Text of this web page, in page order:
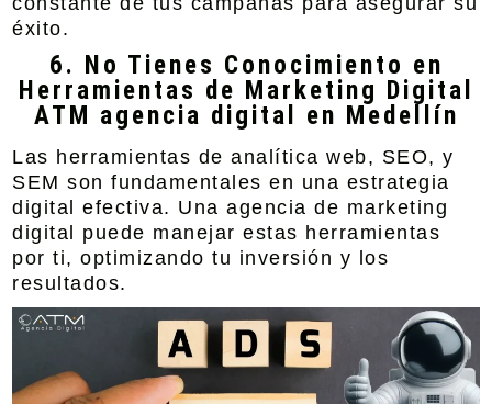
éxito.
6. No Tienes Conocimiento en
Herramientas de Marketing Digital
ATM agencia digital en Medellín
Las herramientas deanalítica web, SEO, y
SEM son fundamentales en una estrategia
digital efectiva. Una agencia de marketing
digital puede manejar estas herramientas
por ti, optimizando tu inversión y los
resultados.